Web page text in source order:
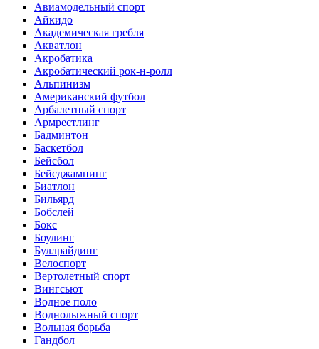
Авиамодельный спорт
Айкидо
Академическая гребля
Акватлон
Акробатика
Акробатический рок-н-ролл
Альпинизм
Американский футбол
Арбалетный спорт
Армрестлинг
Бадминтон
Баскетбол
Бейсбол
Бейсджампинг
Биатлон
Бильярд
Бобслей
Бокс
Боулинг
Буллрайдинг
Велоспорт
Вертолетный спорт
Вингсьют
Водное поло
Воднолыжный спорт
Вольная борьба
Гандбол